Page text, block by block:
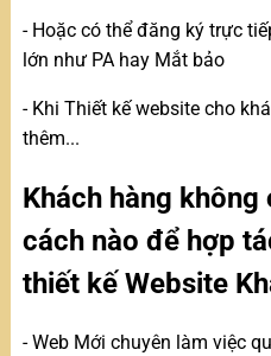
- Hoặc có thể đăng ký trực
lớn như PA hay Mắt bảo
- Khi Thiết kế website cho
thêm...
Khách hàng không
cách nào để hợp
thiết kế Website
- Web Mới chuyên làm việc